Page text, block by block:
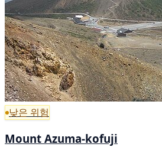
낮은 위험
Mount Azuma-kofuji